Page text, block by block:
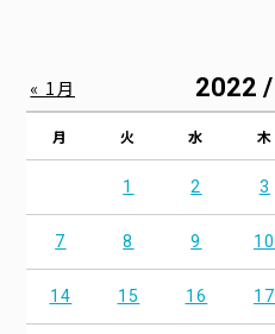
2022 /
月 火 水 木
1 2 3
7 8 9 10
14 15 16 17
« 1月